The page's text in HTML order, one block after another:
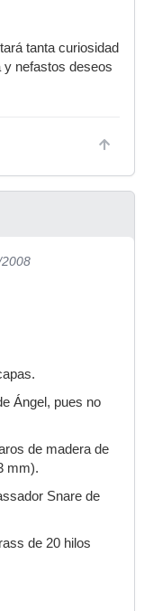
tanta curiosidad
nefastos deseos
Ángel, pues no
de madera de
mm).
Snare de
de 20 hilos